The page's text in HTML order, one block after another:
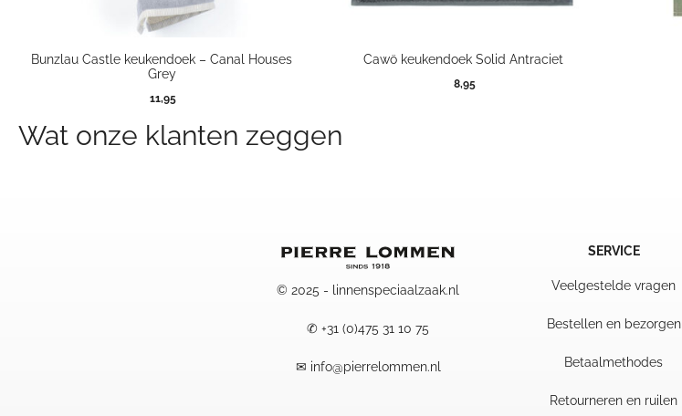
Bunzlau Castle keukendoek – Canal Houses
Grey
11,95
Cawö keukendoek Solid Antraciet
8,95
Wat onze klanten zeggen
© 2025 - linnenspeciaalzaak.nl
✆ +31 (0)475 31 10 75
✉ info@pierrelommen.nl
SERVICE
Veelgestelde vragen
Bestellen en bezorgen
Betaalmethodes
Retourneren en ruilen